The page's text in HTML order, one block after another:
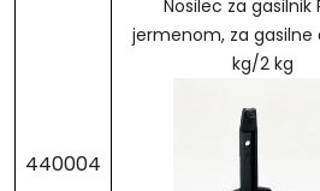
440004
Nosilec za gasilnik
jermenom, za gasilne
kg/2 kg